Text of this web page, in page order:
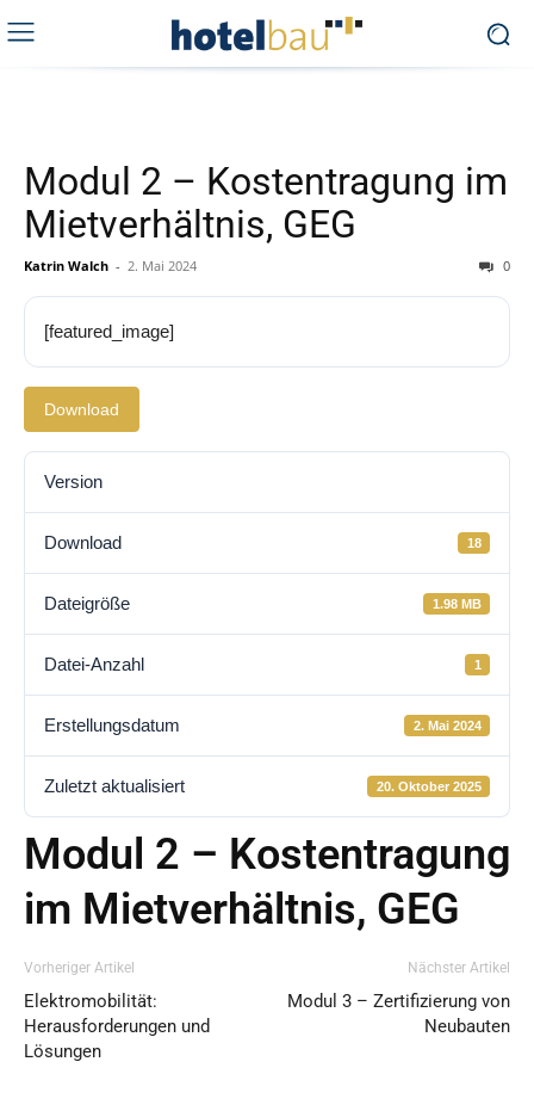
Modul 2 – Kostentragung im
Mietverhältnis, GEG
Katrin Walch - 2. Mai 2024 0
[featured_image]
Download
Version
Download 18
Dateigröße 1.98 MB
Datei-Anzahl 1
Erstellungsdatum 2. Mai 2024
Zuletzt aktualisiert 20. Oktober 2025
Modul 2 – Kostentragung
im Mietverhältnis, GEG
Vorheriger Artikel
Elektromobilität:
Herausforderungen und
Lösungen
Nächster Artikel
Modul 3 – Zertifizierung von
Neubauten